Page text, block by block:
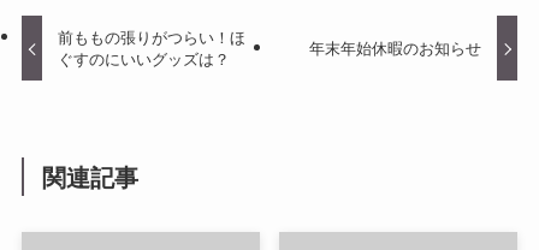
前ももの張りがつらい！ほ
ぐすのにいいグッズは？
年末年始休暇のお知らせ
関連記事